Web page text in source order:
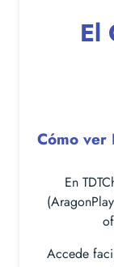
El
Cómo ver
En
Accede